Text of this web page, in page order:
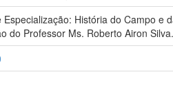
História do Campo
do Professor Ms. Roberto Airon Silva.